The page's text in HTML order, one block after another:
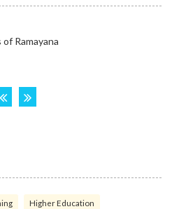
Higher Education